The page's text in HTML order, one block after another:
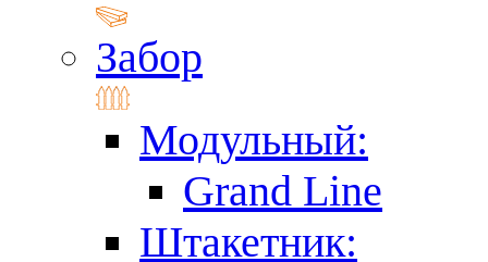
Забор
Модульный:
Grand Line
Штакетник: